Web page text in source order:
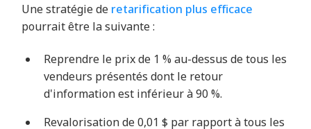
Une stratégie de retarification plus efficace
pourrait être la suivante :
Reprendre le prix de 1 % au-dessus de tous les
vendeurs présentés dont le retour
d'information est inférieur à 90 %.
Revalorisation de 0,01 $ par rapport à tous les